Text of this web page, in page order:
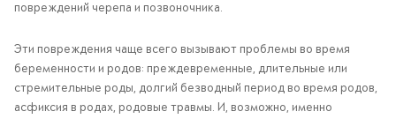
повреждений черепа и позвоночника.
Эти повреждения чаще всего вызывают проблемы во время
беременности и родов: преждевременные, длительные или
стремительные роды, долгий безводный период во время родов,
асфиксия в родах, родовые травмы. И, возможно, именно